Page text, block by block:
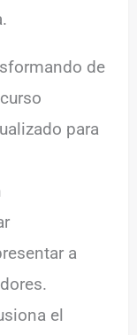
de
para
a
el